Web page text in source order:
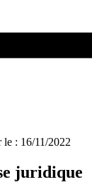
le : 16/11/2022
juridique